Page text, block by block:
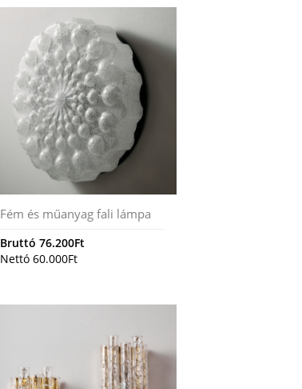
Fém és műanyag fali lámpa
Bruttó76.200Ft
Nettó60.000Ft